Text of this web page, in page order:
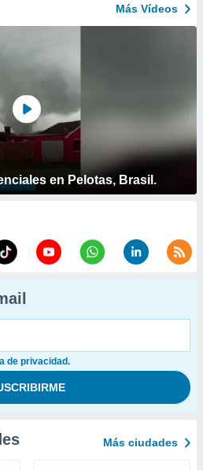
Más Vídeos
en Pelotas, Brasil.
de privacidad.
Más ciudades